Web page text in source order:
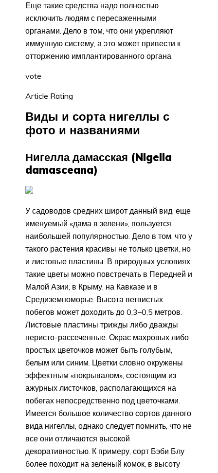
Еще такие средства надо полностью
исключить людям с пересаженными
органами. Дело в том, что они укрепляют
иммунную систему, а это может привести к
отторжению имплантированного органа.
vote
Article Rating
Виды и сорта нигеллы с
фото и названиями
Нигелла дамасская (Nigella
damasceana)
У садоводов средних широт данный вид, еще
именуемый «дама в зелени», пользуется
наибольшей популярностью. Дело в том, что у
такого растения красивы не только цветки, но
и листовые пластины. В природных условиях
такие цветы можно повстречать в Передней и
Малой Азии, в Крыму, на Кавказе и в
Средиземноморье. Высота ветвистых
побегов может доходить до 0,3–0,5 метров.
Листовые пластины трижды либо дважды
перисто-рассеченные. Окрас махровых либо
простых цветочков может быть голубым,
белым или синим. Цветки словно окружены
эффектным «покрывалом», состоящим из
ажурных листочков, располагающихся на
побегах непосредственно под цветочками.
Имеется большое количество сортов данного
вида нигеллы, однако следует помнить, что не
все они отличаются высокой
декоративностью. К примеру, сорт Бэби Блу
более походит на зеленый комок, в высоту